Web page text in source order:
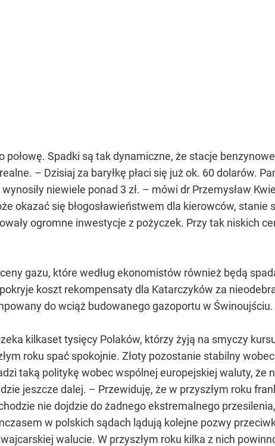
połowę. Spadki są tak dynamiczne, że stacje
– Dzisiaj za baryłkę płaci się już ok. 60 dolarów.
niewiele ponad 3 zł. – mówi dr Przemysław
okazać się błogosławieństwem dla kierowców,
ogromne inwestycje z pożyczek. Przy tak niskich
gazu, które według ekonomistów również będą
koszt rekompensaty dla Katarczyków za
do wciąż budowanego gazoportu w Świnoujściu.
kilkaset tysięcy Polaków, którzy żyją na smyczy
roku spać spokojnie. Złoty pozostanie stabilny
taką politykę wobec wspólnej europejskiej waluty, że
jeszcze dalej. – Przewiduję, że w przyszłym roku
nie dojdzie do żadnego ekstremalnego
w polskich sądach lądują kolejne pozwy
walucie. W przyszłym roku kilka z nich